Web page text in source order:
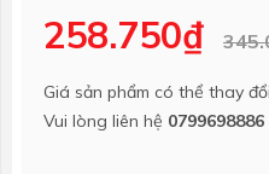
258.750₫
Giá sản phẩm có thể thay
Vui lòng liên hệ 0799698886